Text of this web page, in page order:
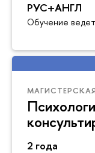
РУС+АНГЛ
Обучение
2 года